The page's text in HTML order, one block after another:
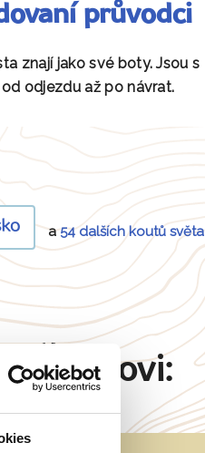
průvodci
znají jako své boty. Jsou s
odjezdu až po návrat.
a54 dalších koutů světa
Šimkovi: